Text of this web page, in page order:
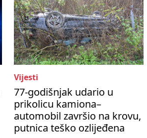
Vijesti
77-godišnjak udario u
prikolicu kamiona–
automobil završio na krovu,
putnica teško ozlijeđena